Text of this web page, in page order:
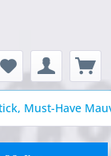
Must-Have